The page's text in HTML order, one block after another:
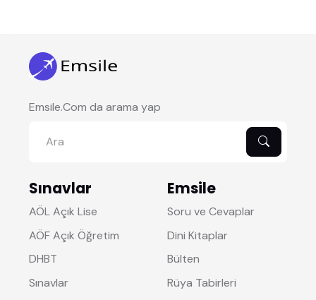
Emsile.Com da arama yap
Sınavlar
AÖL Açık Lise
AÖF Açık Öğretim
DHBT
Sınavlar
Emsile
Soru ve Cevaplar
Dini Kitaplar
Bülten
Rüya Tabirleri